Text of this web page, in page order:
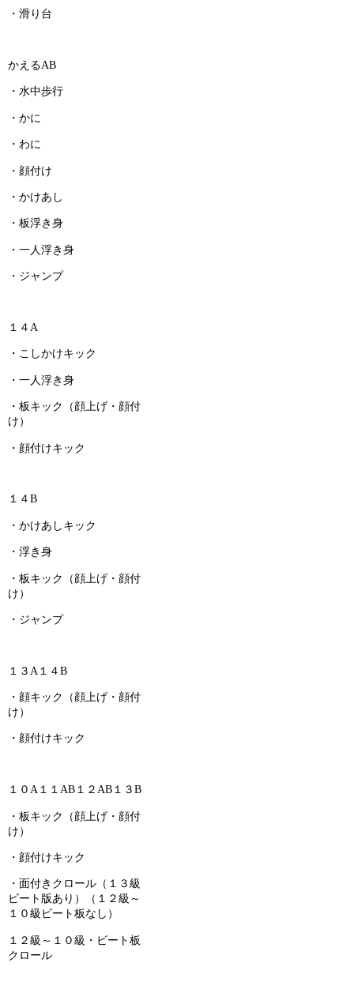
・滑り台
かえるAB
・水中歩行
・かに
・わに
・顔付け
・かけあし
・板浮き身
・一人浮き身
・ジャンプ
１４A
・こしかけキック
・一人浮き身
・板キック（顔上げ・顔付
け）
・顔付けキック
１４B
・かけあしキック
・浮き身
・板キック（顔上げ・顔付
け）
・ジャンプ
１３A１４B
・顔キック（顔上げ・顔付
け）
・顔付けキック
１０A１１AB１２AB１３B
・板キック（顔上げ・顔付
け）
・顔付けキック
・面付きクロール（１３級
ビート版あり）（１２級～
１０級ビート板なし）
１２級～１０級・ビート板
クロール